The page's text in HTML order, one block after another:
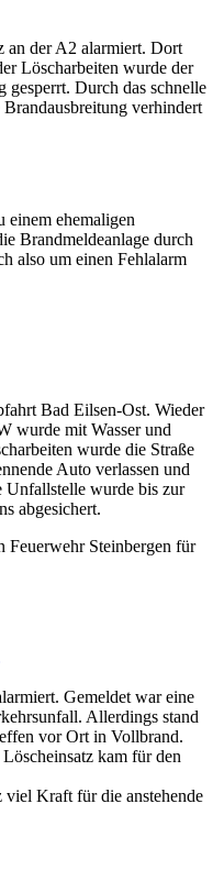
an der A2 alarmiert. Dort
Löscharbeiten wurde der
gesperrt. Durch das schnelle
verhindert
einem ehemaligen
Brandmeldeanlage durch
also um einen Fehlalarm
Bad Eilsen-Ost. Wieder
wurde mit Wasser und
wurde die Straße
Auto verlassen und
wurde bis zur
abgesichert.
Feuerwehr Steinbergen für
Gemeldet war eine
Allerdings stand
vor Ort in Vollbrand.
kam für den
Kraft für die anstehende